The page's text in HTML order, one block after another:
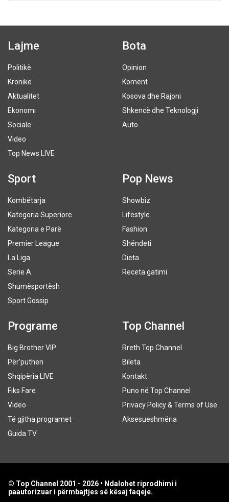
Lajme
Politikë
Kronikë
Aktualitet
Ekonomi
Sociale
Video
Top News LIVE
Bota
Opinion
Koment
Kosova dhe Rajoni
Shkencë dhe Teknologji
Auto
Sport
Kombëtarja
Kategoria Superiore
Kategoria e Parë
Premier League
La Liga
Serie A
Shumësportësh
Sport Gossip
Pop News
Showbiz
Lifestyle
Fashion
Shëndeti
Dieta
Receta gatimi
Programe
Big Brother VIP
Për’puthen
Shqipëria LIVE
Fiks Fare
Video
Të gjitha programet
Guida TV
Top Channel
Rreth Top Channel
Bileta
Kontakt
Puno në Top Channel
Privacy Policy & Terms of Use
Aksesueshmëria
© Top Channel 2001 - 2026 • Ndalohet riprodhimi i
paautorizuar i përmbajtjes së kësaj faqeje.